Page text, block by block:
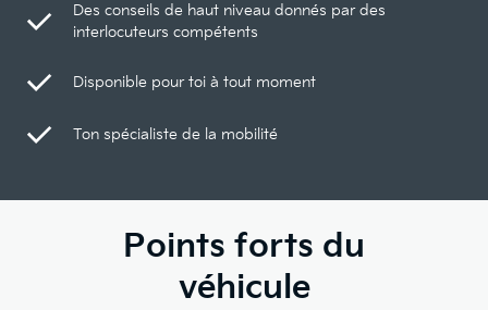
Des conseils de haut niveau donnés par des
interlocuteurs compétents
Disponible pour toi à tout moment
Ton spécialiste de la mobilité
Points forts du
véhicule